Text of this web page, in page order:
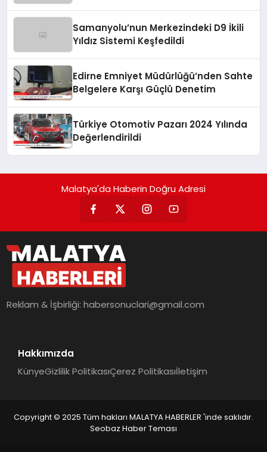
Samanyolu’nun Merkezindeki D9 İkili
Yıldız Sistemi Keşfedildi
Edirne Emniyet Müdürlüğü’nden Sahte
Belgelere Karşı Güçlü Denetim
Türkiye Otomotiv Pazarı 2024 Yılında
Değerlendirildi
Malatya'da Haberin Doğru Adresi
Reklam & İşbirliği:habersonuclari@gmail.com
Hakkımızda
KünyeGizlilik PolitikasıÇerez Politikasıİletişim
Copyright © 2025 Tüm hakları MALATYA HABERLER 'inde saklıdır.
Seobaz Haber Teması